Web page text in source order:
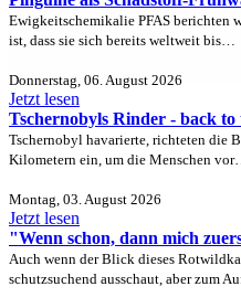
Ewigkeitschemikalie PFAS berichten
ist, dass sie sich bereits weltweit bis…
Donnerstag, 06. August 2026
Jetzt lesen
Tschernobyls Rinder - back to
Tschernobyl havarierte, richteten die
Kilometern ein, um die Menschen vor…
Montag, 03. August 2026
Jetzt lesen
"Wenn schon, dann mich
Auch wenn der Blick dieses
schutzsuchend ausschaut, aber zum